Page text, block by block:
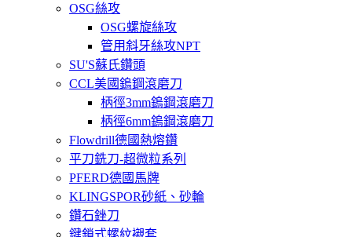
OSG絲攻
OSG螺旋絲攻
管用斜牙絲攻NPT
SU'S蘇氏鑽頭
CCL美國鎢鋼滾磨刀
柄徑3mm鎢鋼滾磨刀
柄徑6mm鎢鋼滾磨刀
Flowdrill德國熱熔鑽
平刀銑刀-超微粒系列
PFERD德國馬牌
KLINGSPOR砂紙、砂輪
鑽石銼刀
鍵鎖式螺紋襯套